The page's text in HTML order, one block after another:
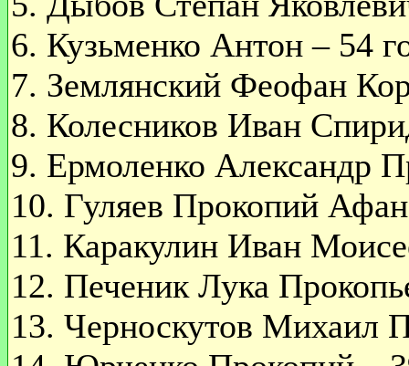
6. Кузьменко Антон – 54
7. Землянский Феофан
8. Колесников Иван
9. Ермоленко Александр
10. Гуляев Прокопий
11. Каракулин Иван
12. Печеник Лука
13. Черноскутов Михаил